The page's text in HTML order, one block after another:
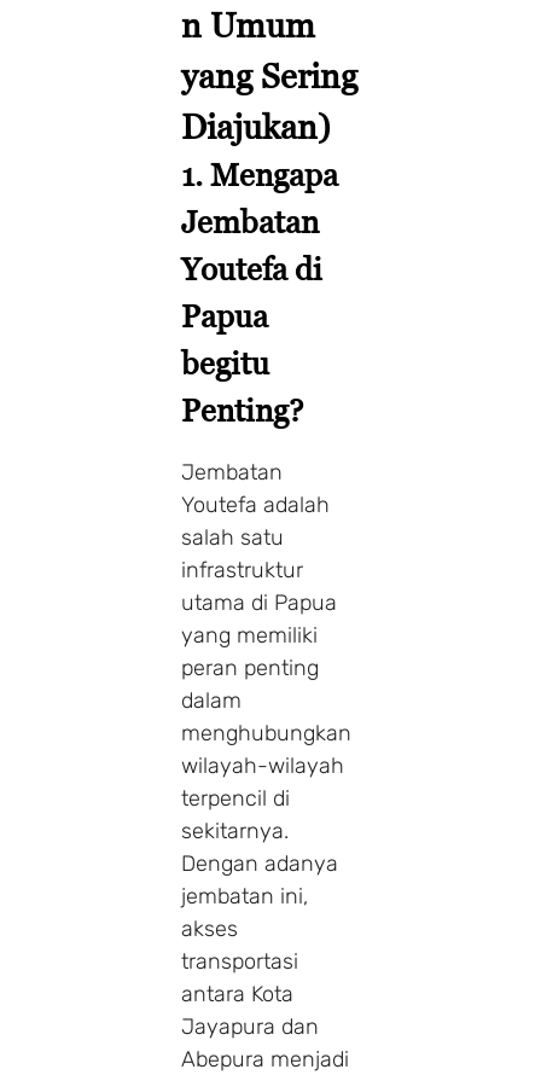
n Umum
yang Sering
Diajukan)
1. Mengapa
Jembatan
Youtefa di
Papua
begitu
Penting?
Jembatan
Youtefa adalah
salah satu
infrastruktur
utama di Papua
yang memiliki
peran penting
dalam
menghubungkan
wilayah-wilayah
terpencil di
sekitarnya.
Dengan adanya
jembatan ini,
akses
transportasi
antara Kota
Jayapura dan
Abepura menjadi